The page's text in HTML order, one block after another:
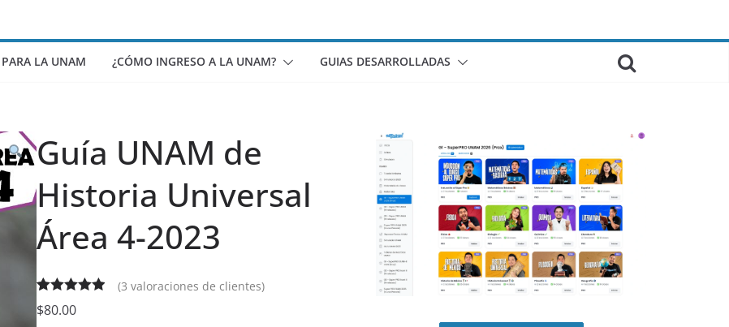
LA UNAM ¿CÓMO INGRESO A LA UNAM? GUIAS DESARROLLADAS
Guía UNAM de
Historia Universal
Área 4-2023
Valorado
3
(3 valoraciones de clientes)
$80.00